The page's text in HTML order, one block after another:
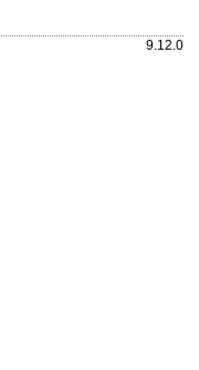
9.12.0